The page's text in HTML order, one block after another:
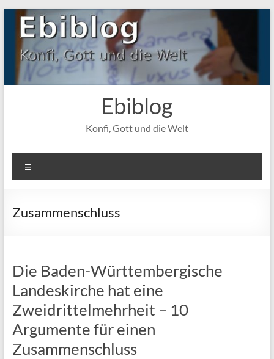
Zum
Inhalt
springen
Ebiblog
Konfi, Gott und die Welt
Zusammenschluss
Die Baden-Württembergische
Landeskirche hat eine
Zweidrittelmehrheit – 10
Argumente für einen
Zusammenschluss